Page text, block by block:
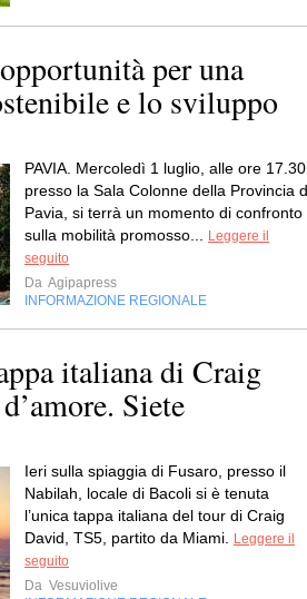
per una
e lo sviluppo
PAVIA. Mercoledì 1 luglio, alle ore
presso la Sala Colonne della Provincia
Pavia, si terrà un momento di confronto
sulla mobilità promosso...
Leggere il
seguito
Da Agipapress
INFORMAZIONE REGIONALE
italiana di Craig
Siete
Ieri sulla spiaggia di Fusaro, presso il
Nabilah, locale di Bacoli si è tenuta
l’unica tappa italiana del tour di Craig
David, TS5, partito da Miami.
Leggere il
seguito
Da Vesuviolive